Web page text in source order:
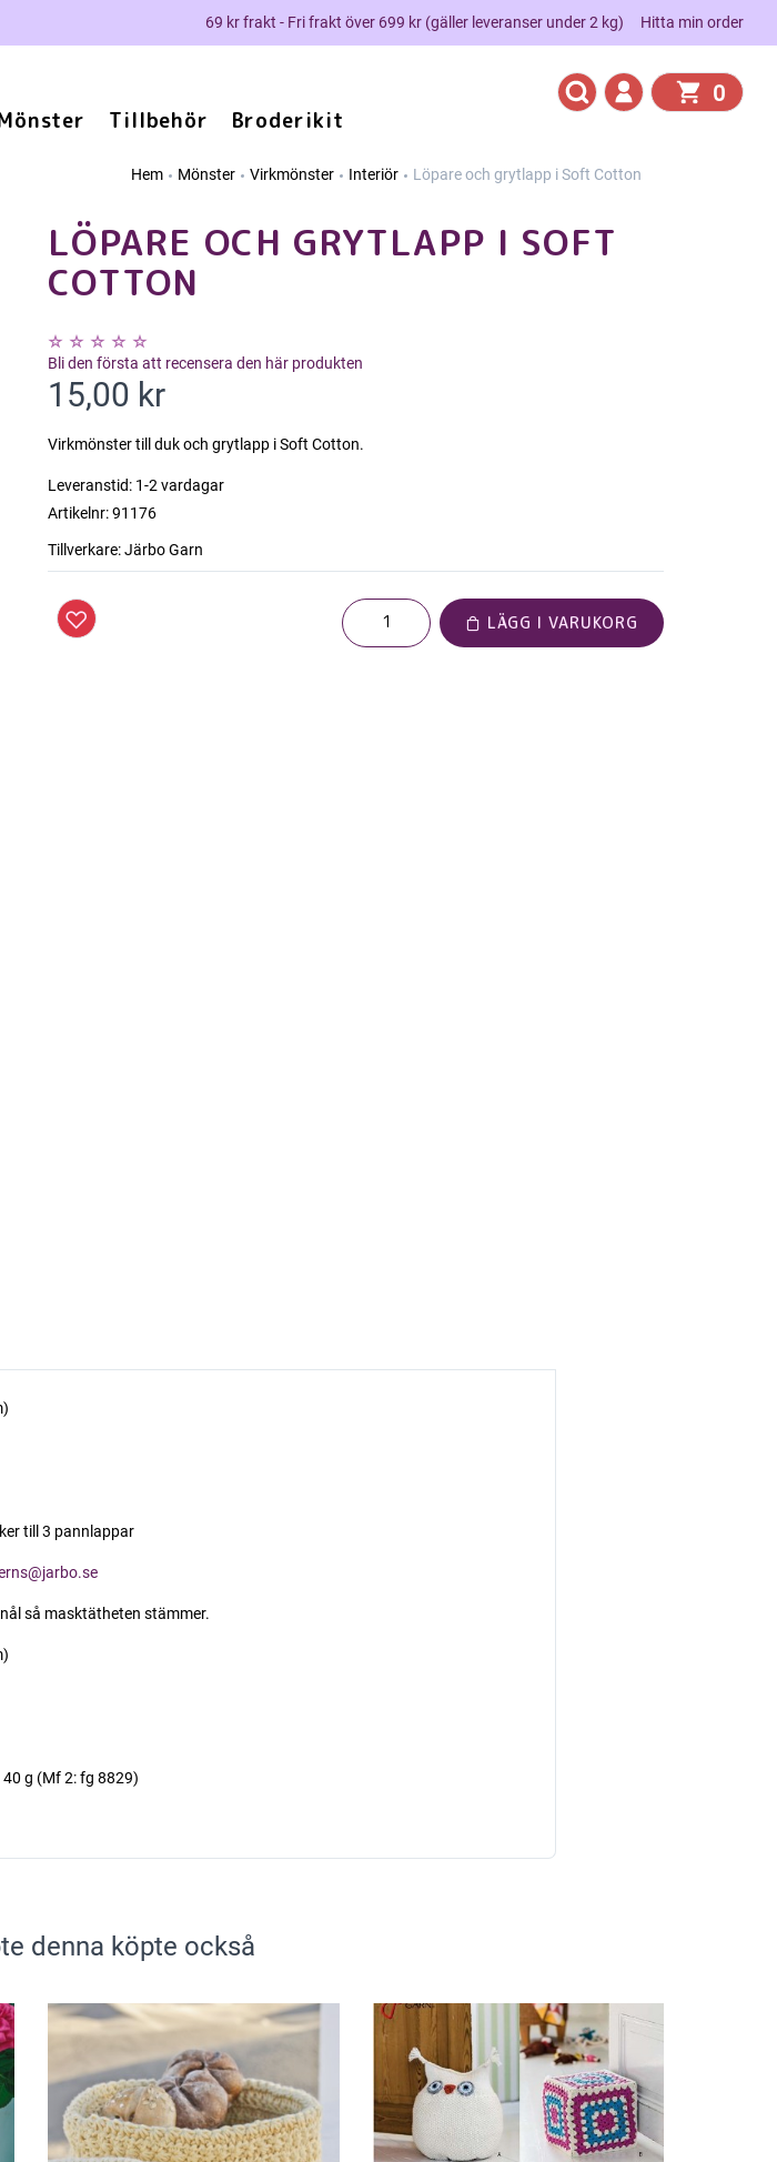
69 kr frakt - Fri frakt över 699 kr (gäller leveranser under 2 kg) Hitta min order
Tillbehör Broderikit
0
Hem Mönster Virkmönster Interiör Löpare och grytlapp i Soft Cotton
LÖPARE OCH GRYTLAPP I SOFT
COTTON
Bli den första att recensera den här produkten
15,00 kr
Virkmönster till duk och grytlapp i Soft Cotton.
Leveranstid: 1-2 vardagar
Artikelnr:91176
Tillverkare:Järbo Garn
LÄGG I VARUKORG
till 3 pannlappar
så masktätheten stämmer.
40 g (Mf 2: fg 8829)
denna köpte också